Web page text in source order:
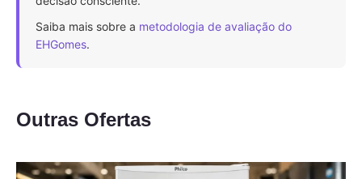
Saiba mais sobre a metodologia de avaliação do
EHGomes.
Outras Ofertas